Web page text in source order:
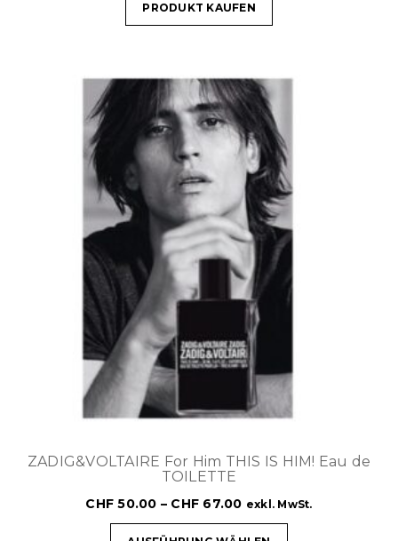
PRODUKT KAUFEN
ZADIG&VOLTAIRE For Him THIS IS HIM! Eau de
TOILETTE
CHF 50.00 – CHF 67.00 exkl. MwSt.